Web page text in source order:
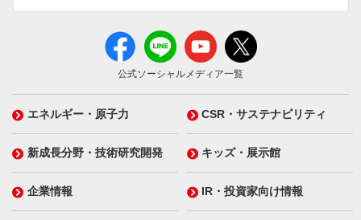
公式ソーシャルメディア一覧
エネルギー・原子力 CSR・サステナビリティ
新成長分野・技術研究開発 キッズ・展示館
企業情報 IR・投資家向け情報